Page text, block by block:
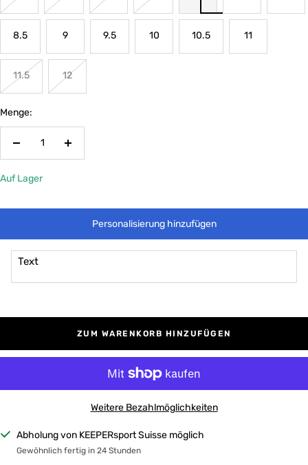
8.5 9 9.5 10 10.5 11
11.5 12
Menge:
Menge
Menge
Auf Lager
Personalisierung hinzufügen
Text
ZUM WARENKORB HINZUFÜGEN
Weitere Bezahlmöglichkeiten
Abholung von KEEPERsport Suisse möglich
Gewöhnlich fertig in 24 Stunden